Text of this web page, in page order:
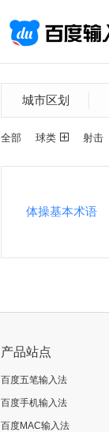
城市区划
全部 球类 射击
体操基本术语
产品站点
百度五笔输入法
百度手机输入法
百度MAC输入法